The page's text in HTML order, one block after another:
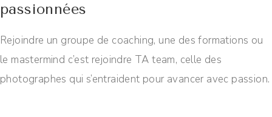
passionnées
Rejoindre un groupe de coaching, une des formations ou
le mastermind c’est rejoindre TA team, celle des
photographes qui s’entraident pour avancer avec passion.